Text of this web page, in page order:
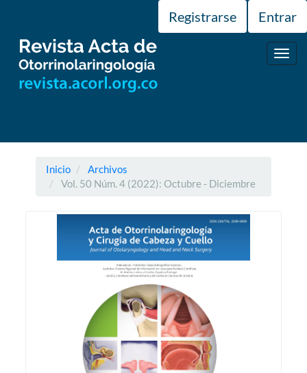
principal
Barra
lateral
Registrarse Entrar
Inicio
Archivos
Vol. 50 Núm. 4 (2022): Octubre - Diciembre